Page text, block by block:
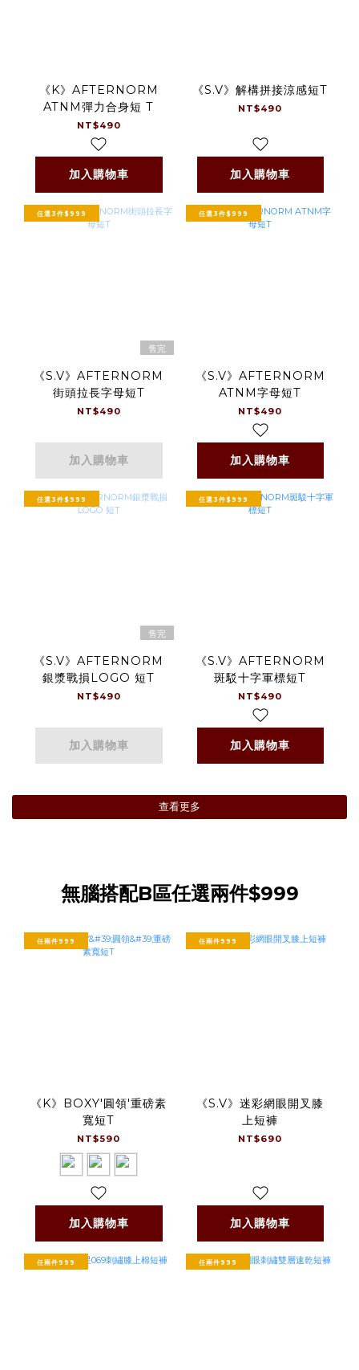
《K》AFTERNORM
ATNM彈力合身短 T
NT$490
加入購物車
《S.V》解構拼接涼感短T
NT$490
加入購物車
任選3件$999
售完
《S.V》AFTERNORM
街頭拉長字母短T
NT$490
加入購物車
任選3件$999
《S.V》AFTERNORM
ATNM字母短T
NT$490
加入購物車
任選3件$999
售完
《S.V》AFTERNORM
銀漿戰損LOGO 短T
NT$490
加入購物車
任選3件$999
《S.V》AFTERNORM
斑駁十字軍標短T
NT$490
加入購物車
查看更多
無腦搭配B區任選兩件$999
任兩件999
《K》BOXY'圓領'重磅素
寬短T
NT$590
加入購物車
任兩件999
《S.V》迷彩網眼開叉膝
上短褲
NT$690
加入購物車
任兩件999 任兩件999